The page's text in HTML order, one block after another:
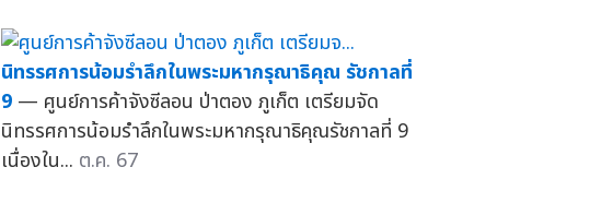
นิทรรศการน้อมรำลึกในพระมหากรุณาธิคุณ รัชกาลที่
9 — ศูนย์การค้าจังซีลอน ป่าตอง ภูเก็ต เตรียมจัด
นิทรรศการน้อมรำลึกในพระมหากรุณาธิคุณรัชกาลที่ 9
เนื่องใน... ต.ค. 67